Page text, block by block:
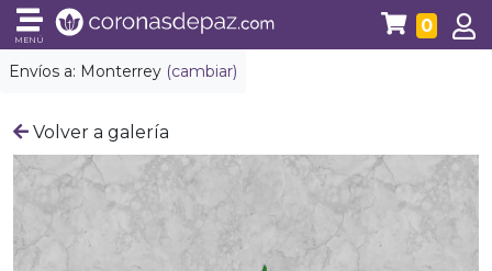
Envíos a: Monterrey (cambiar)
MENÚ
0
Volver a galería